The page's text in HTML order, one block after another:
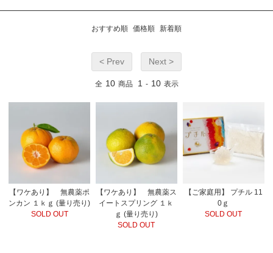
おすすめ順 価格順 新着順
< Prev Next >
全 10 商品 1 - 10 表示
【ワケあり】 無農薬ポ
ンカン １ｋｇ (量り売り)
SOLD OUT
【ワケあり】 無農薬ス
イートスプリング １ｋ
ｇ (量り売り)
SOLD OUT
【ご家庭用】 プチル 11
0ｇ
SOLD OUT